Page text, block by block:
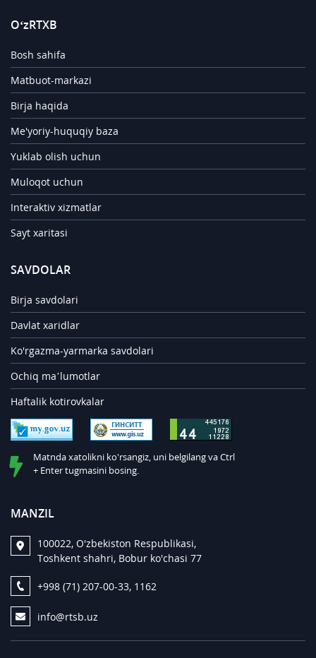
O‘zRTXB
Bosh sahifa
Matbuot-markazi
Birja haqida
Me'yoriy-huquqiy baza
Yuklab olish uchun
Muloqot uchun
Interaktiv xizmatlar
Sayt xaritasi
SAVDOLAR
Birja savdolari
Davlat xaridlar
Ko'rgazma-yarmarka savdolari
Ochiq ma’lumotlar
Haftalik kotirovkalar
Matnda xatolikni ko'rsangiz, uni belgilang va Ctrl
+ Enter tugmasini bosing.
MANZIL
100022, O'zbekiston Respublikasi,
Toshkent shahri, Bobur ko'chasi 77
+998 (71) 207-00-33, 1162
info@rtsb.uz